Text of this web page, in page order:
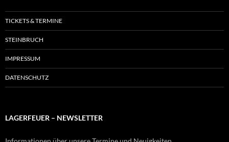
TICKETS & TERMINE
STEINBRUCH
IMPRESSUM
DATENSCHUTZ
LAGERFEUER – NEWSLETTER